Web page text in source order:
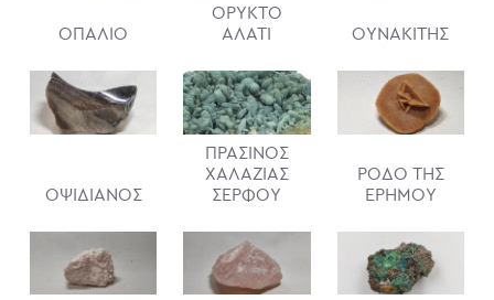
ΟΠΑΛΙΟ
ΟΡΥΚΤΟ
ΑΛΑΤΙ
ΟΥΝΑΚΙΤΗΣ
ΟΨΙΔΙΑΝΟΣ
ΠΡΑΣΙΝΟΣ
ΧΑΛΑΖΙΑΣ
ΣΕΡΦΟΥ
ΡΟΔΟ ΤΗΣ
ΕΡΗΜΟΥ